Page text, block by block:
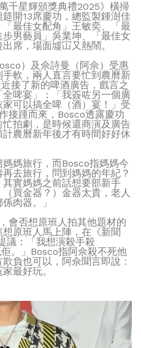
千星輝頒獎典禮2025》橫掃
開13席慶功，總監製鍾澍佳
最佳女配角」王敏奕、「最
男藝員」吳業坤、「最佳女
席，場面墟冚又熱鬧。
）及佘詩曼（阿佘）受惠
軟，兩人直言要忙到農曆新
接了新的啤酒廣告，戲言之
啤宴」：「我簽咗另一個廣
可以搞全啤（酒）宴！」受
接踵而來，Bosco透露慶功
拍劇，是時候還商演及廣告
農曆新年後才有時間好好休
媽旅行，而Bosco指媽媽今
去旅行，問到媽媽的年紀？
實媽媽之前話想要部新手
買金器？）金器太貴，老人
肉器。」
會否想原班人拍其他題材的
原班人馬上陣，在《新聞
議：「我想演殺手殺
。」Bosco指阿佘殺不死他
負也可以，阿佘聞言即說：
最好玩。